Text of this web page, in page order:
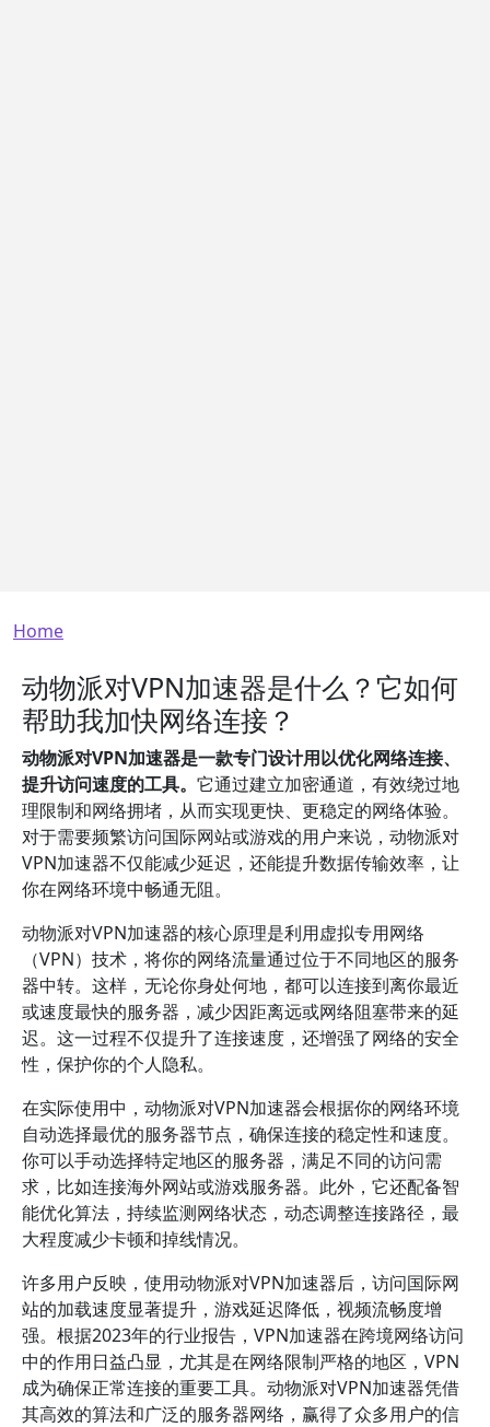
Breadcrumb
Home
动物派对VPN加速器是什么？它如何
帮助我加快网络连接？
动物派对VPN加速器是一款专门设计用以优化网络连接、
提升访问速度的工具。 它通过建立加密通道，有效绕过地
理限制和网络拥堵，从而实现更快、更稳定的网络体验。
对于需要频繁访问国际网站或游戏的用户来说，动物派对
VPN加速器不仅能减少延迟，还能提升数据传输效率，让
你在网络环境中畅通无阻。
动物派对VPN加速器的核心原理是利用虚拟专用网络
（VPN）技术，将你的网络流量通过位于不同地区的服务
器中转。这样，无论你身处何地，都可以连接到离你最近
或速度最快的服务器，减少因距离远或网络阻塞带来的延
迟。这一过程不仅提升了连接速度，还增强了网络的安全
性，保护你的个人隐私。
在实际使用中，动物派对VPN加速器会根据你的网络环境
自动选择最优的服务器节点，确保连接的稳定性和速度。
你可以手动选择特定地区的服务器，满足不同的访问需
求，比如连接海外网站或游戏服务器。此外，它还配备智
能优化算法，持续监测网络状态，动态调整连接路径，最
大程度减少卡顿和掉线情况。
许多用户反映，使用动物派对VPN加速器后，访问国际网
站的加载速度显著提升，游戏延迟降低，视频流畅度增
强。根据2023年的行业报告，VPN加速器在跨境网络访问
中的作用日益凸显，尤其是在网络限制严格的地区，VPN
成为确保正常连接的重要工具。动物派对VPN加速器凭借
其高效的算法和广泛的服务器网络，赢得了众多用户的信